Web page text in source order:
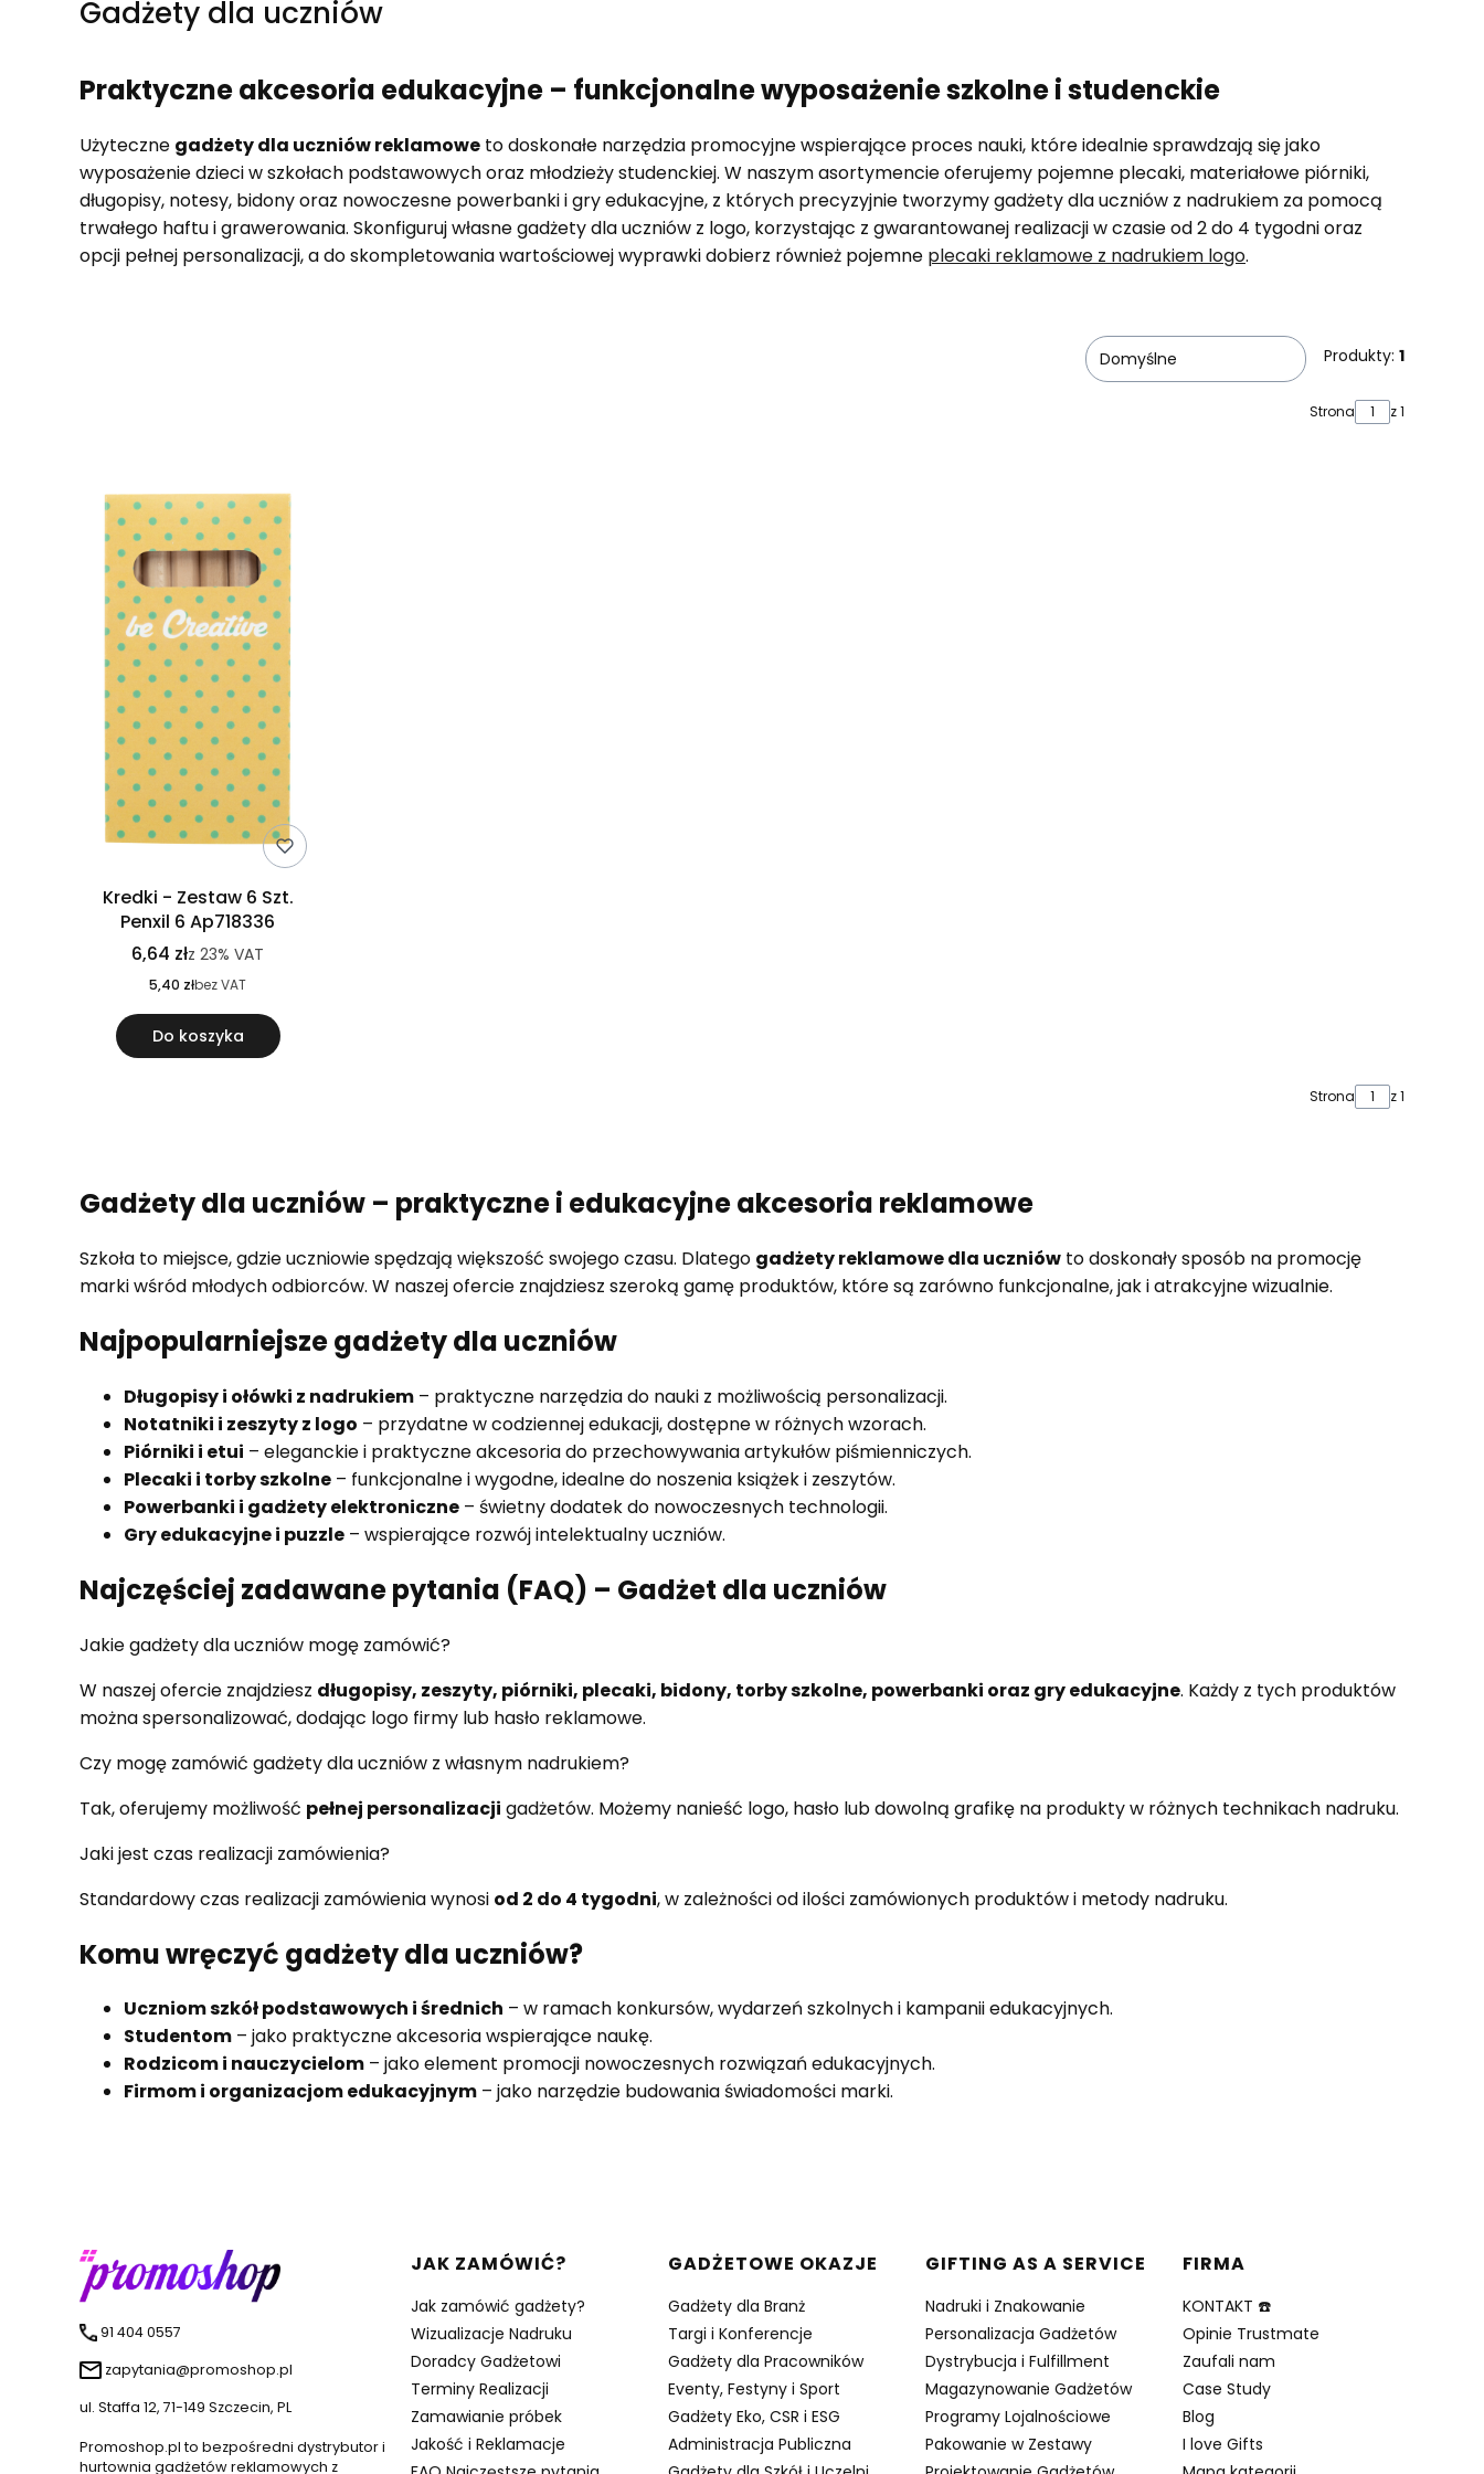
Gadżety dla uczniów
Praktyczne akcesoria edukacyjne – funkcjonalne wyposażenie szkolne i studenckie
Użyteczne gadżety dla uczniów reklamowe to doskonałe narzędzia promocyjne wspierające proces nauki, które idealnie sprawdzają się jako
wyposażenie dzieci w szkołach podstawowych oraz młodzieży studenckiej. W naszym asortymencie oferujemy pojemne plecaki, materiałowe piórniki,
długopisy, notesy, bidony oraz nowoczesne powerbanki i gry edukacyjne, z których precyzyjnie tworzymy gadżety dla uczniów z nadrukiem za pomocą
trwałego haftu i grawerowania. Skonfiguruj własne gadżety dla uczniów z logo, korzystając z gwarantowanej realizacji w czasie od 2 do 4 tygodni oraz
opcji pełnej personalizacji, a do skompletowania wartościowej wyprawki dobierz również pojemne plecaki reklamowe z nadrukiem logo.
Domyślne Produkty: 1
Strona z 1
Kredki - Zestaw 6 Szt.
Penxil 6 Ap718336
6,64 złz23% VAT
5,40 złbez VAT
Do koszyka
Strona z 1
Gadżety dla uczniów – praktyczne i edukacyjne akcesoria reklamowe
Szkoła to miejsce, gdzie uczniowie spędzają większość swojego czasu. Dlatego gadżety reklamowe dla uczniów to doskonały sposób na promocję
marki wśród młodych odbiorców. W naszej ofercie znajdziesz szeroką gamę produktów, które są zarówno funkcjonalne, jak i atrakcyjne wizualnie.
Najpopularniejsze gadżety dla uczniów
Długopisy i ołówki z nadrukiem – praktyczne narzędzia do nauki z możliwością personalizacji.
Notatniki i zeszyty z logo – przydatne w codziennej edukacji, dostępne w różnych wzorach.
Piórniki i etui – eleganckie i praktyczne akcesoria do przechowywania artykułów piśmienniczych.
Plecaki i torby szkolne – funkcjonalne i wygodne, idealne do noszenia książek i zeszytów.
Powerbanki i gadżety elektroniczne – świetny dodatek do nowoczesnych technologii.
Gry edukacyjne i puzzle – wspierające rozwój intelektualny uczniów.
Najczęściej zadawane pytania (FAQ) – Gadżet dla uczniów
Jakie gadżety dla uczniów mogę zamówić?
W naszej ofercie znajdziesz długopisy, zeszyty, piórniki, plecaki, bidony, torby szkolne, powerbanki oraz gry edukacyjne. Każdy z tych produktów
można spersonalizować, dodając logo firmy lub hasło reklamowe.
Czy mogę zamówić gadżety dla uczniów z własnym nadrukiem?
Tak, oferujemy możliwość pełnej personalizacji gadżetów. Możemy nanieść logo, hasło lub dowolną grafikę na produkty w różnych technikach nadruku.
Jaki jest czas realizacji zamówienia?
Standardowy czas realizacji zamówienia wynosi od 2 do 4 tygodni, w zależności od ilości zamówionych produktów i metody nadruku.
Komu wręczyć gadżety dla uczniów?
Uczniom szkół podstawowych i średnich – w ramach konkursów, wydarzeń szkolnych i kampanii edukacyjnych.
Studentom – jako praktyczne akcesoria wspierające naukę.
Rodzicom i nauczycielom – jako element promocji nowoczesnych rozwiązań edukacyjnych.
Firmom i organizacjom edukacyjnym – jako narzędzie budowania świadomości marki.
91 404 0557
zapytania@promoshop.pl
ul. Staffa 12, 71-149 Szczecin, PL
Promoshop.pl to bezpośredni dystrybutor i
hurtownia gadżetów reklamowych z
Linki w stopce
JAK ZAMÓWIĆ?
Jak zamówić gadżety?
Wizualizacje Nadruku
Doradcy Gadżetowi
Terminy Realizacji
Zamawianie próbek
Jakość i Reklamacje
GADŻETOWE OKAZJE
Gadżety dla Branż
Targi i Konferencje
Gadżety dla Pracowników
Eventy, Festyny i Sport
Gadżety Eko, CSR i ESG
Administracja Publiczna
GIFTING AS A SERVICE
Nadruki i Znakowanie
Personalizacja Gadżetów
Dystrybucja i Fulfillment
Magazynowanie Gadżetów
Programy Lojalnościowe
Pakowanie w Zestawy
FIRMA
KONTAKT ☎️
Opinie Trustmate
Zaufali nam
Case Study
Blog
I love Gifts